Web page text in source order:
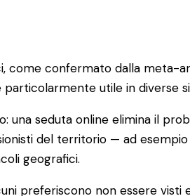
come confermato dalla meta-
utile in diverse
una seduta online elimina il
del territorio — ad esempio
geografici.
preferiscono non essere visti